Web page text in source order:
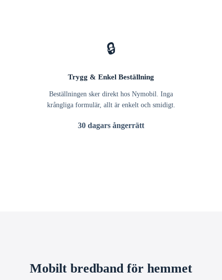
🔒
Trygg & Enkel Beställning
Beställningen sker direkt hos Nymobil. Inga
krångliga formulär, allt är enkelt och smidigt.
30 dagars ångerrätt
Mobilt bredband för hemmet